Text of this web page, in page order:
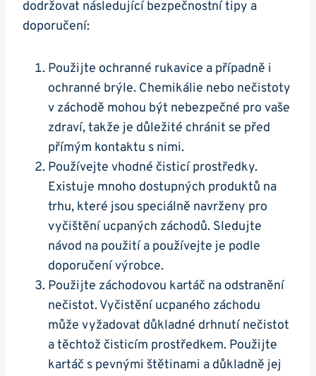
dodržovat následující bezpečnostní⁣ tipy a
doporučení:
Použijte ochranné rukavice ⁣a případně i
ochranné brýle. ⁢Chemikálie nebo nečistoty
v záchodě mohou⁤ být nebezpečné pro vaše
zdraví,⁢ takže je důležité chránit se před
přímým kontaktu s⁢ nimi.
Používejte ​vhodné ‌čisticí prostředky.
Existuje mnoho dostupných produktů na
trhu, které jsou speciálně navrženy pro
vyčištění ​ucpaných záchodů. Sledujte
návod na použití⁣ a používejte je podle
doporučení výrobce.
Použijte záchodovou kartáč na odstranění
⁢nečistot. Vyčistění ucpaného záchodu
může vyžadovat důkladné drhnutí nečistot‌
a⁤ těchtož čisticím prostředkem. Použijte
kartáč s ‌pevnými ⁣štětinami a důkladně jej ​